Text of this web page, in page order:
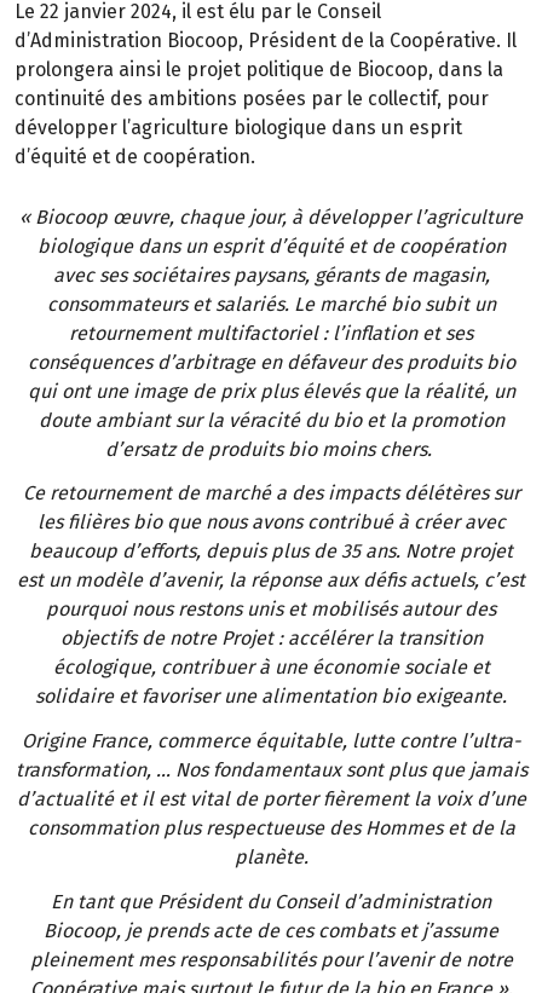
Le 22 janvier 2024, il est élu par le Conseil
d’Administration Biocoop, Président de la Coopérative. Il
prolongera ainsi le projet politique de Biocoop, dans la
continuité des ambitions posées par le collectif, pour
développer l’agriculture biologique dans un esprit
d’équité et de coopération.
« Biocoop œuvre, chaque jour, à développer l’agriculture
biologique dans un esprit d’équité et de coopération
avec ses sociétaires paysans, gérants de magasin,
consommateurs et salariés. Le marché bio subit un
retournement multifactoriel : l’inflation et ses
conséquences d’arbitrage en défaveur des produits bio
qui ont une image de prix plus élevés que la réalité, un
doute ambiant sur la véracité du bio et la promotion
d’ersatz de produits bio moins chers.
Ce retournement de marché a des impacts délétères sur
les filières bio que nous avons contribué à créer avec
beaucoup d’efforts, depuis plus de 35 ans. Notre projet
est un modèle d’avenir, la réponse aux défis actuels, c’est
pourquoi nous restons unis et mobilisés autour des
objectifs de notre Projet : accélérer la transition
écologique, contribuer à une économie sociale et
solidaire et favoriser une alimentation bio exigeante.
Origine France, commerce équitable, lutte contre l’ultra-
transformation, … Nos fondamentaux sont plus que jamais
d’actualité et il est vital de porter fièrement la voix d’une
consommation plus respectueuse des Hommes et de la
planète.
En tant que Président du Conseil d’administration
Biocoop, je prends acte de ces combats et j’assume
pleinement mes responsabilités pour l’avenir de notre